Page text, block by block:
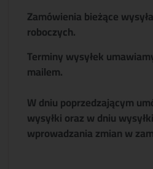
Zamówienia bieżące
roboczych.
Terminy wysyłek
mailem.
W dniu poprzedzającym
wysyłki oraz w dniu
wprowadzania zmian w